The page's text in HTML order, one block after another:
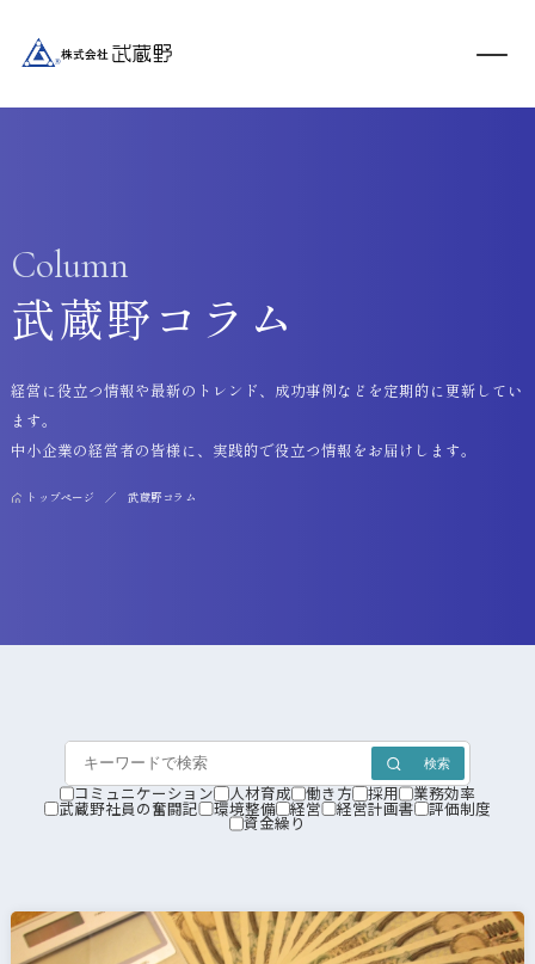
Column
武蔵野コラム
トップページ 武蔵野コラム
経営に役立つ情報や最新のトレンド、成功事例などを定期的に更新してい
ます。
中小企業の経営者の皆様に、実践的で役立つ情報をお届けします。
検索
コミュニケーション 人材育成 働き方 採用 業務効率
武蔵野社員の奮闘記 環境整備 経営 経営計画書 評価制度
資金繰り